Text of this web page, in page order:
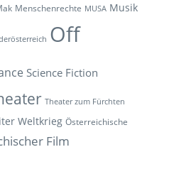
Menschenrechte MUSA Musik
Off
Science Fiction
Theater zum Fürchten
Weltkrieg Österreichische
Film